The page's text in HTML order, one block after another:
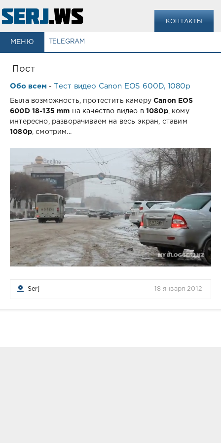
КОНТАКТЫ
МЕНЮ TELEGRAM
Пост
Обо всем - Тест видео Canon EOS 600D, 1080p
Была возможность, протестить камеруCanon EOS
600D 18-135 mm на качество видео в 1080p, кому
интересно, разворачиваем на весь экран, ставим
1080p, смотрим...
Serj 18 января 2012